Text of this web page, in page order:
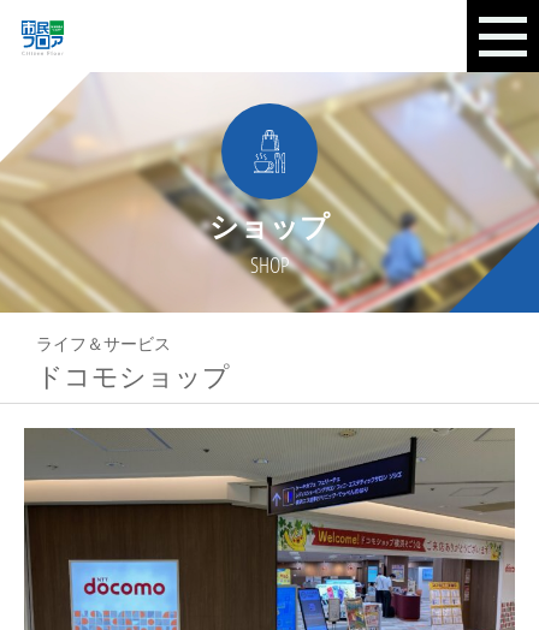
ショップ
SHOP
ライフ＆サービス
ドコモショップ